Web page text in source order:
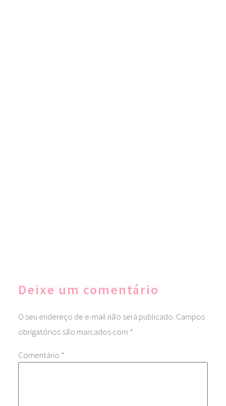
Deixe um comentário
O seu endereço de e-mail não será publicado. Campos
obrigatórios são marcados com *
Comentário *